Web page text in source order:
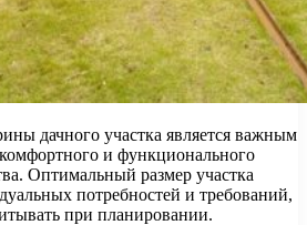
дачного участка является важным
и функционального
Оптимальный размер участка
потребностей и требований,
при планировании.